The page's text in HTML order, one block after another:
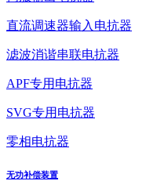
直流调速器输入电抗器
滤波消谐串联电抗器
APF专用电抗器
SVG专用电抗器
零相电抗器
无功补偿装置